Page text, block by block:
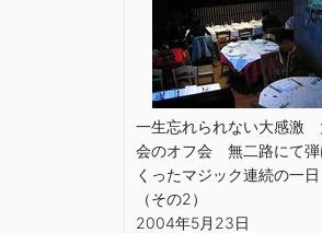
一生忘れられない大感激
会のオフ会 無二路にて弾
くったマジック連続の一
（その2）
2004年5月23日